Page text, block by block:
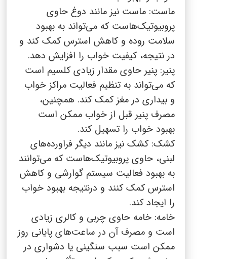
ماست: ماست نیز مانند دوغ حاوی
پروبیوتیک‌هاست که می‌تواند به بهبود
سلامت روده و کاهش استرس کمک کند و
در نتیجه، کیفیت خواب را افزایش دهد.
پنیر: پنیر حاوی مقدار زیادی کلسیم است
که می‌تواند به تنظیم فعالیت مراکز خواب
و بیداری در مغز کمک کند. همچنین،
مصرف پنیر قبل از خواب ممکن است
بهبود خواب را تسهیل کند.
کشک: کشک نیز مانند دیگر فراورده‌های
لبنی، حاوی پروبیوتیک‌هاست که می‌توانند
به بهبود فعالیت سیستم گوارشی و کاهش
استرس کمک کنند و درنتیجه بهبود خواب
را ایجاد کند.
خامه: خامه حاوی چربی و کالری زیادی
است و مصرف آن در ساعت‌های پایانی روز
ممکن است سبب سنگینی یا دشواری در